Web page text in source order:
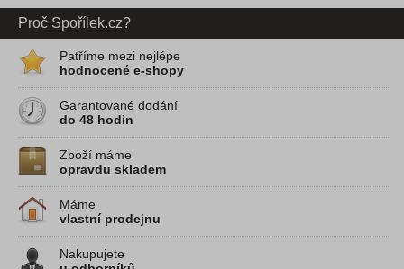
Proč Spořílek.cz?
Patříme mezi nejlépe
hodnocené e-shopy
Garantované dodání
do 48 hodin
Zboží máme
opravdu skladem
Máme
vlastní prodejnu
Nakupujete